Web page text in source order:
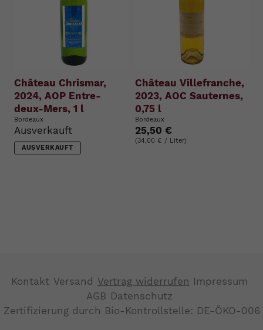
Château Chrismar,
2024, AOP Entre-
deux-Mers, 1 l
Bordeaux
Ausverkauft
AUSVERKAUFT
Château Villefranche,
2023, AOC Sauternes,
0,75 l
Bordeaux
25,50 €
(34,00 € / Liter)
Kontakt Versand Vertrag widerrufen Impressum
AGB Datenschutz
Zertifizierung durch Bio-Kontrollstelle: DE-ÖKO-006